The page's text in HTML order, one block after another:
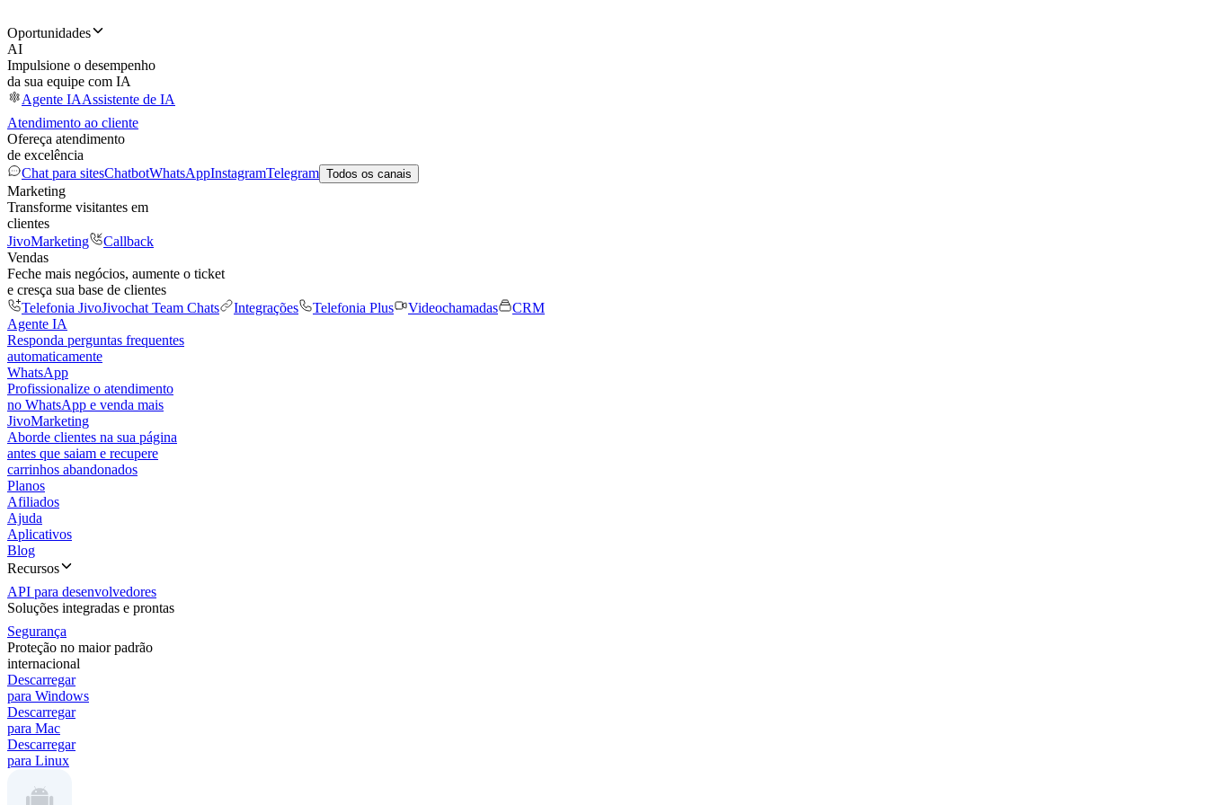
Oportunidades
AI
Impulsione o desempenho
da sua equipe com IA
Agente IAAssistente de IA
Atendimento ao cliente
Ofereça atendimento
de excelência
Chat para sitesChatbotWhatsAppInstagramTelegram Todos os canais
Marketing
Transforme visitantes em
clientes
JivoMarketing
Callback
Vendas
Feche mais negócios, aumente o ticket
e cresça sua base de clientes
Telefonia JivoJivochat Team Chats Integrações Telefonia Plus Videochamadas
CRM
Agente IA
Responda perguntas frequentes
automaticamente
WhatsApp
Profissionalize o atendimento
no WhatsApp e venda mais
JivoMarketing
Aborde clientes na sua página
antes que saiam e recupere
carrinhos abandonados
Planos
Afiliados
Ajuda
Aplicativos
Blog
Recursos
API para desenvolvedores
Soluções integradas e prontas
Segurança
Proteção no maior padrão
internacional
Descarregar
para Windows
Descarregar
para Mac
Descarregar
para Linux